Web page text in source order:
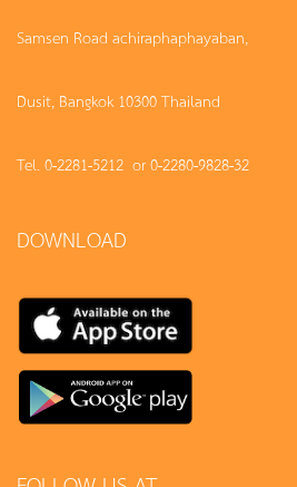
Samsen Road achiraphaphayaban,
Dusit, Bangkok 10300 Thailand
Tel. 0-2281-5212 or 0-2280-9828-32
DOWNLOAD